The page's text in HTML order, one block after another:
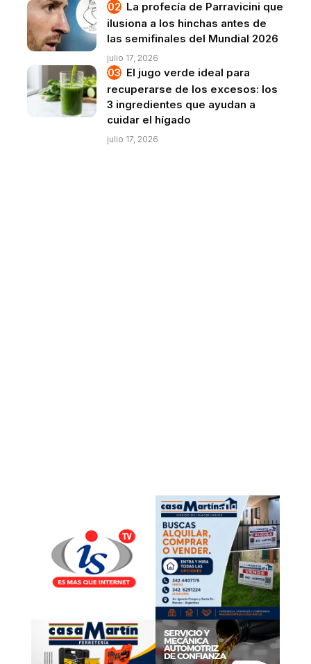
La profecía de Parravicini que
ilusiona a los hinchas antes de
las semifinales del Mundial 2026
julio 17, 2026
El jugo verde ideal para
recuperarse de los excesos: los
3 ingredientes que ayudan a
cuidar el hígado
julio 17, 2026